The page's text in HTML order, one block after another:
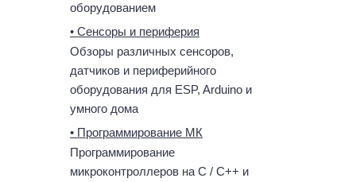
оборудованием
• Сенсоры и периферия
Обзоры различных сенсоров,
датчиков и периферийного
оборудования для ESP, Arduino и
умного дома
• Программирование МК
Программирование
микроконтроллеров на C / C++ и